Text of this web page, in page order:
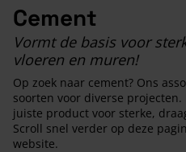
Cement
Vormt de basis voor
vloeren en muren!
Op zoek naar cement? Ons
soorten voor diverse
juiste product voor sterke,
Scroll snel verder op deze
website.